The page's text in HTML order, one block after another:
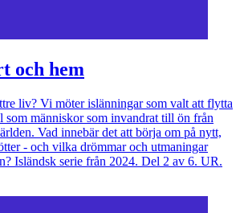
och hem
liv? Vi möter islänningar som valt att flytta
som människor som invandrat till ön från
Vad innebär det att börja om på nytt,
- och vilka drömmar och utmaningar
Isländsk serie från 2024. Del 2 av 6. UR.